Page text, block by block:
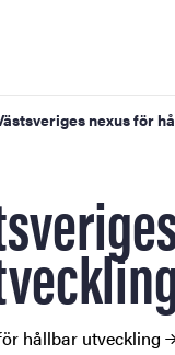
nexus för
hållbar utveckling